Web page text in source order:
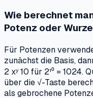
Wie berechnet
Potenz oder
Für Potenzen
zunächst die Basis,
2 xʸ 10 für 2¹⁰ = 1024.
über die √-Taste
als gebrochene